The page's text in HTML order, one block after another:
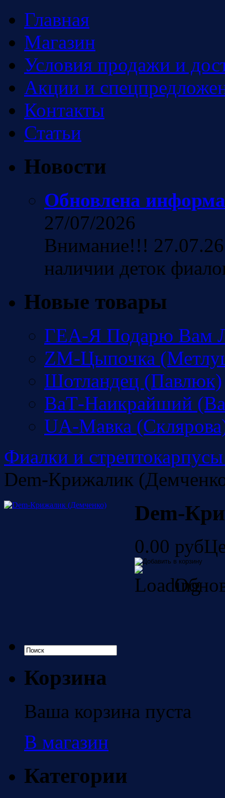
Главная
Магазин
Условия продажи и
Акции и
Контакты
Статьи
Новости
Обновлена
27/07/2026
Внимание!!!
наличии деток
Новые товары
ГЕА-Я Подарю Вам
ZM-Цыпочка
Шотландец (Павлюк)
ВаТ-Наикрайший
UA-Мавка
Фиалки и
Dem-Крижалик
Dem-
0.00 руб
Корзина
Ваша корзина пуста
В магазин
Категории